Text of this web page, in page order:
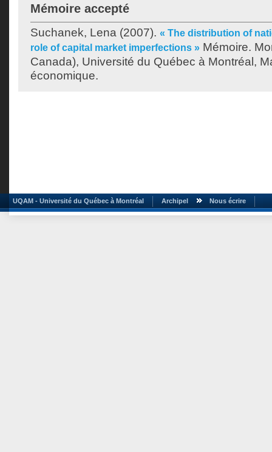
Mémoire accepté
Suchanek, Lena (2007). « The distribution of
role of capital market imperfections » Mémoire.
Canada), Université du Québec à Montréal,
économique.
UQAM - Université du Québec à Montréal Archipel Nous écrire